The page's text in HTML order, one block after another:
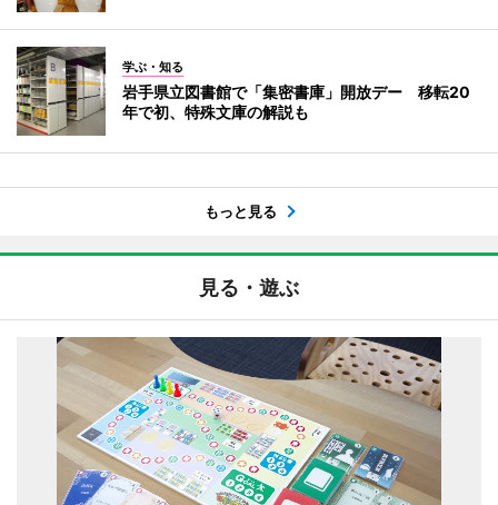
学ぶ・知る
岩手県立図書館で「集密書庫」開放デー 移転20
年で初、特殊文庫の解説も
もっと見る
見る・遊ぶ